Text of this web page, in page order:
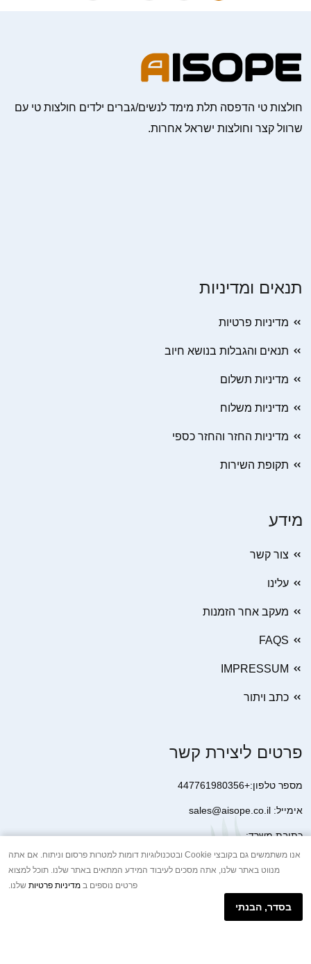
חולצות טי הדפסה תלת מימד לנשים/גברים ילדים חולצות טי עם
שרוול קצר וחולצות ישראל אחרות.
תנאים ומדיניות
מדיניות פרטיות
תנאים והגבלות בנושא חיוב
מדיניות תשלום
מדיניות משלוח
מדיניות החזר והחזר כספי
תקופת השירות
מידע
צור קשר
עלינו
מעקב אחר הזמנות
FAQS
IMPRESSUM
כתב ויתור
פרטים ליצירת קשר
מספר טלפון:+447761980356
אימייל: sales@aisope.co.il
כתובת משרד:
41 Devonshire Street Ground Floor Office 1 London W1G 7AJ
United Kingdom
+44 7410 2065017
הודעת וואטסאפ באינטרנט
אנו משתמשים גם בקובצי Cookie ובטכנולוגיות דומות למטרות פרסום וניתוח. אם אתה
מנווט באתר שלנו, אתה מסכים לעיבוד המידע המתאים באתר שלנו. תוכל למצוא
פרטים נוספים ב מדיניות פרטיות שלנו.
בסדר, הבנתי